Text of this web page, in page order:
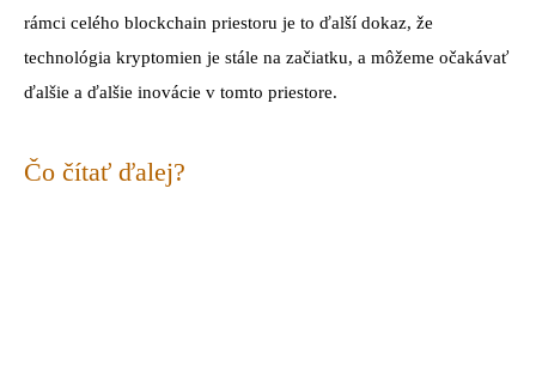
rámci celého blockchain priestoru je to ďalší dokaz, že
technológia kryptomien je stále na začiatku, a môžeme očakávať
ďalšie a ďalšie inovácie v tomto priestore.
Čo čítať ďalej?